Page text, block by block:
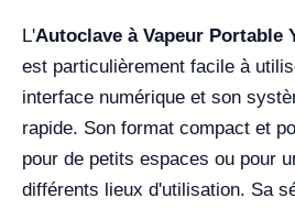
L'Autoclave à Vapeur Portable
est particulièrement facile à
interface numérique et son
rapide. Son format compact et
pour de petits espaces ou pour
différents lieux d'utilisation. Sa